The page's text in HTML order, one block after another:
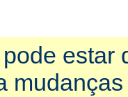
estar